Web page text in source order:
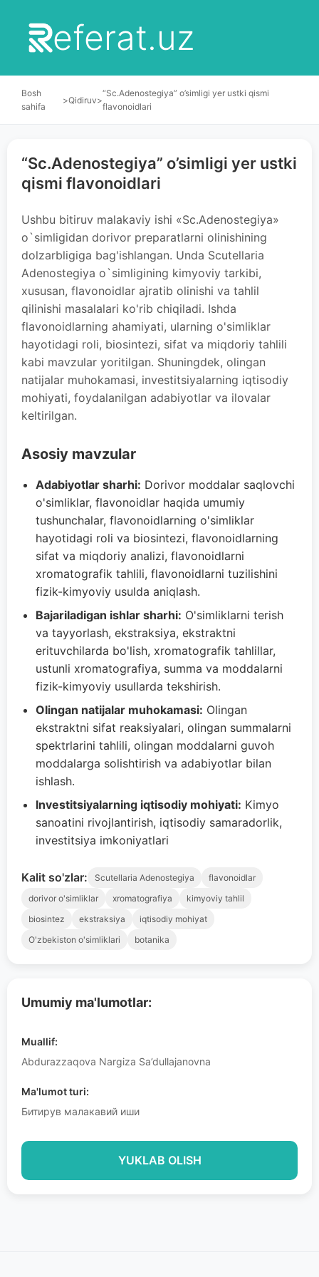
eferat.uz
Bosh
sahifa
>Qidiruv>
“Sc.Adenostegiya” o’simligi yer ustki qismi
flavonoidlari
Umumiy ma'lumotlar:
Muallif:
Abdurazzaqova Nargiza Sa’dullajanovna
Ma'lumot turi:
Битирув малакавий иши
YUKLAB OLISH
“Sc.Adenostegiya” o’simligi yer ustki
qismi flavonoidlari
Ushbu bitiruv malakaviy ishi «Sc.Adenostegiya»
o`simligidan dorivor preparatlarni olinishining
dolzarbligiga bag'ishlangan. Unda Scutellaria
Adenostegiya o`simligining kimyoviy tarkibi,
xususan, flavonoidlar ajratib olinishi va tahlil
qilinishi masalalari ko'rib chiqiladi. Ishda
flavonoidlarning ahamiyati, ularning o'simliklar
hayotidagi roli, biosintezi, sifat va miqdoriy tahlili
kabi mavzular yoritilgan. Shuningdek, olingan
natijalar muhokamasi, investitsiyalarning iqtisodiy
mohiyati, foydalanilgan adabiyotlar va ilovalar
keltirilgan.
Asosiy mavzular
Adabiyotlar sharhi: Dorivor moddalar saqlovchi
o'simliklar, flavonoidlar haqida umumiy
tushunchalar, flavonoidlarning o'simliklar
hayotidagi roli va biosintezi, flavonoidlarning
sifat va miqdoriy analizi, flavonoidlarni
xromatografik tahlili, flavonoidlarni tuzilishini
fizik-kimyoviy usulda aniqlash.
Bajariladigan ishlar sharhi: O'simliklarni terish
va tayyorlash, ekstraksiya, ekstraktni
erituvchilarda bo'lish, xromatografik tahlillar,
ustunli xromatografiya, summa va moddalarni
fizik-kimyoviy usullarda tekshirish.
Olingan natijalar muhokamasi: Olingan
ekstraktni sifat reaksiyalari, olingan summalarni
spektrlarini tahlili, olingan moddalarni guvoh
moddalarga solishtirish va adabiyotlar bilan
ishlash.
Investitsiyalarning iqtisodiy mohiyati: Kimyo
sanoatini rivojlantirish, iqtisodiy samaradorlik,
investitsiya imkoniyatlari
Kalit so'zlar: Scutellaria Adenostegiya
flavonoidlar
dorivor o'simliklar
xromatografiya
kimyoviy tahlil
biosintez
ekstraksiya
iqtisodiy mohiyat
O'zbekiston o'simliklari
botanika